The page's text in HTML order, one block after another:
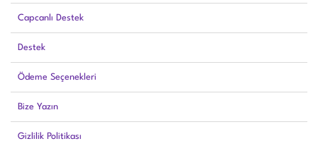
Capcanlı Destek
Destek
Ödeme Seçenekleri
Bize Yazın
Gizlilik Politikası